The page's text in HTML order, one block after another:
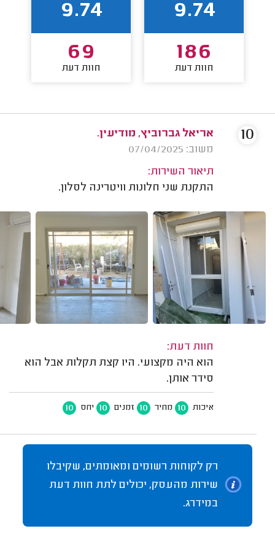
9.74
186
חוות דעת
9.74
69
חוות דעת
אריאל גברוביץ, מודיעין.
משוב: 07/04/2025
תיאור השירות:
התקנת שני חלונות וויטרינה לסלון.
חוות דעת:
הוא היה מקצועי. היו קצת תקלות אבל הוא
סידר אותן.
איכות 10 מחיר 10 זמנים 10 יחס 10
10
רק לקוחות רשומים ומאומתים, שקיבלו
שירות מהעסק, יכולים לתת חוות דעת
במידרג.